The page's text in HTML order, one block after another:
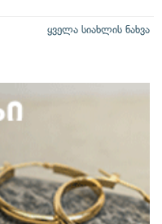
ყველა სიახლის ნახვა